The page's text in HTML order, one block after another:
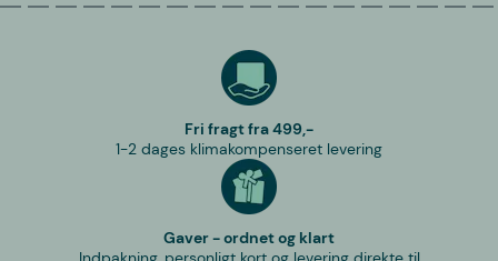
Fri fragt fra 499,-
1-2 dages klimakompenseret levering
Gaver - ordnet og klart